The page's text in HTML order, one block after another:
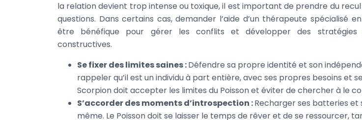
la relation devient trop intense ou toxique, il est important de prendre du
questions. Dans certains cas, demander l’aide d’un thérapeute spécialisé
être bénéfique pour gérer les conflits et développer des stratégies
constructives.
Se fixer des limites saines :Défendre sa propre identité et son
rappeler qu’il est un individu à part entière, avec ses propres besoins et
Scorpion doit accepter les limites du Poisson et éviter de chercher à le
S’accorder des moments d’introspection :Recharger ses batteries
même. Le Poisson doit se laisser le temps de rêver et de se ressourcer,